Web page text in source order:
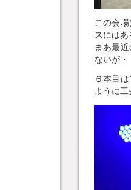
この会
スには
まあ最
ないが・
６本目
ように